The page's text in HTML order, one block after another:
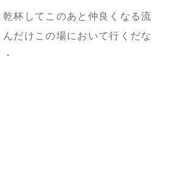
杯してこのあと仲良くなる流
だけこの場において行くだな